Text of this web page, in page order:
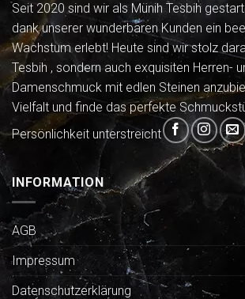
Seit 2020 sind wir als Münih Tesbih
dank unserer wunderbaren Kunden ein
Wachstum erlebt! Heute sind wir stolz
Tesbih , sondern auch exquisiten Herren-
Damenschmuck mit edlen Steinen
Vielfalt und finde das perfekte
Persönlichkeit unterstreicht
INFORMATION
AGB
Impressum
Datenschutzerklärung